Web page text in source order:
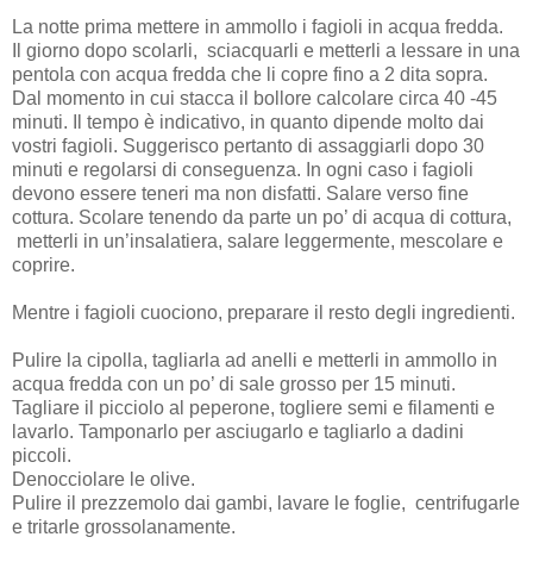
La notte prima mettere in ammollo i fagioli in acqua fredda.
Il giorno dopo scolarli, sciacquarli e metterli a lessare in una
pentola con acqua fredda che li copre fino a 2 dita sopra.
Dal momento in cui stacca il bollore calcolare circa 40 -45
minuti. Il tempo è indicativo, in quanto dipende molto dai
vostri fagioli. Suggerisco pertanto di assaggiarli dopo 30
minuti e regolarsi di conseguenza. In ogni caso i fagioli
devono essere teneri ma non disfatti. Salare verso fine
cottura. Scolare tenendo da parte un po’ di acqua di cottura,
metterli in un’insalatiera, salare leggermente, mescolare e
coprire.
Mentre i fagioli cuociono, preparare il resto degli ingredienti.
Pulire la cipolla, tagliarla ad anelli e metterli in ammollo in
acqua fredda con un po’ di sale grosso per 15 minuti.
Tagliare il picciolo al peperone, togliere semi e filamenti e
lavarlo. Tamponarlo per asciugarlo e tagliarlo a dadini
piccoli.
Denocciolare le olive.
Pulire il prezzemolo dai gambi, lavare le foglie, centrifugarle
e tritarle grossolanamente.